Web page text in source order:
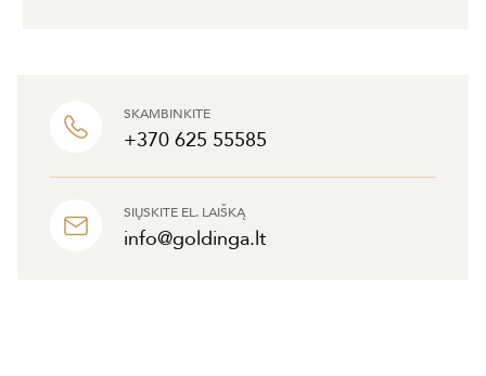
SKAMBINKITE
+370 625 55585
SIŲSKITE EL. LAIŠKĄ
info@goldinga.lt